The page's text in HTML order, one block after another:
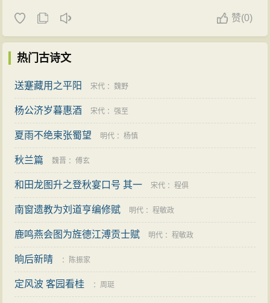
赞(0)
热门古诗文
送蹇藏用之平阳 宋代 ：魏野
杨公济岁暮惠酒 宋代 ：强至
夏雨不绝柬张蜀望 明代 ：杨慎
秋兰篇 魏晋 ：傅玄
和田龙图升之登秋宴口号 其一 宋代 ：程俱
南窗遗教为刘道亨编修赋 明代 ：程敏政
鹿鸣燕会图为旌德江溥贡士赋 明代 ：程敏政
晌后新晴 ： 陈振家
定风波 客园看桂 ： 周珽